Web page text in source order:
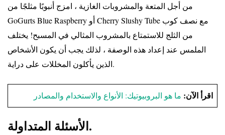
من أجل المتعة والمشروبات الغازية ، امزج أنبوبًا مثلجًا من
GoGurts Blue Raspberry أو Cherry Slushy Tube مع نصف كوب
من الثلج للاستمتاع بالمشروب المثالي في المسبح! يختلف
الملمس عند إعداد هذه الوصفة ، لذلك يجب أن يكون الأشخاص
الذين يأكلون المخللات على دراية.
اقرأ الآن: ما هو البروبيوتيك: الأنواع والاستخدام والمصادر
الأسئلة المتداولة.